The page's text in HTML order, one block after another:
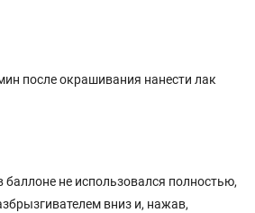
после окрашивания нанести лак
баллоне не использовался полностью,
вниз и, нажав,